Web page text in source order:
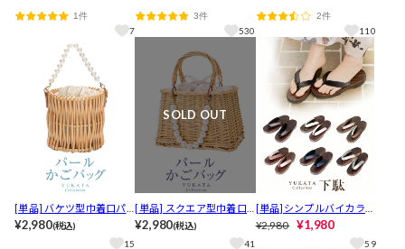
zzy】
1件
7
3件
530
2件
110
[単品] バケツ型巾着口パ
ールハンドルかごバッグ
【YUKATA by dazzy 202
¥2,980(税込)
15
SOLD OUT
[単品] スクエア型巾着口
パールチェーン付きハン
ドかごバッグ【YUKATA b
¥2,980(税込)
41
[単品]シンプルバイカラー
下駄【YUKATA by dazzy 2
¥2,980 ¥1,980
59